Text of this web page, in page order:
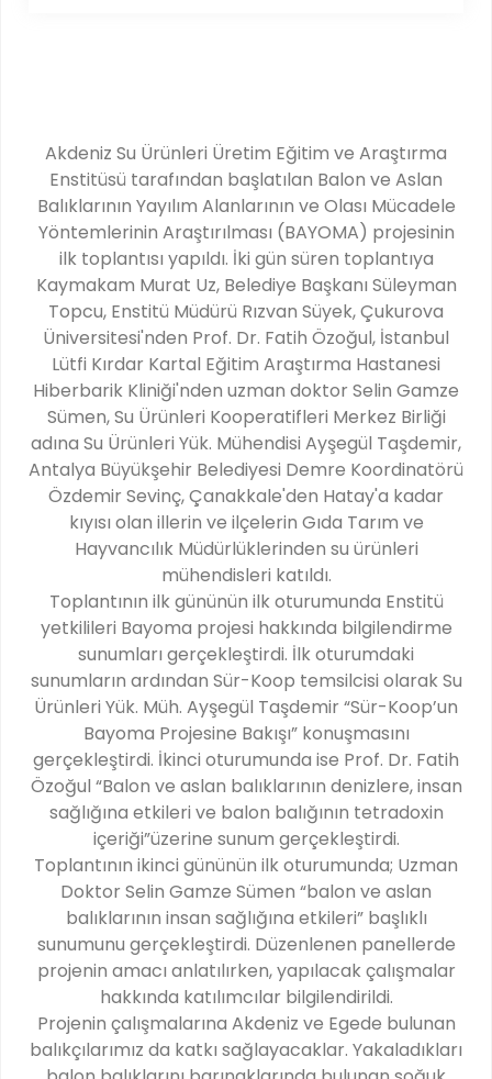
Akdeniz Su Ürünleri Üretim Eğitim ve Araştırma
Enstitüsü tarafından başlatılan Balon ve Aslan
Balıklarının Yayılım Alanlarının ve Olası Mücadele
Yöntemlerinin Araştırılması (BAYOMA) projesinin
ilk toplantısı yapıldı. İki gün süren toplantıya
Kaymakam Murat Uz, Belediye Başkanı Süleyman
Topcu, Enstitü Müdürü Rızvan Süyek, Çukurova
Üniversitesi'nden Prof. Dr. Fatih Özoğul, İstanbul
Lütfi Kırdar Kartal Eğitim Araştırma Hastanesi
Hiberbarik Kliniği'nden uzman doktor Selin Gamze
Sümen, Su Ürünleri Kooperatifleri Merkez Birliği
adına Su Ürünleri Yük. Mühendisi Ayşegül Taşdemir,
Antalya Büyükşehir Belediyesi Demre Koordinatörü
Özdemir Sevinç, Çanakkale'den Hatay'a kadar
kıyısı olan illerin ve ilçelerin Gıda Tarım ve
Hayvancılık Müdürlüklerinden su ürünleri
mühendisleri katıldı.
Toplantının ilk gününün ilk oturumunda Enstitü
yetkilileri Bayoma projesi hakkında bilgilendirme
sunumları gerçekleştirdi. İlk oturumdaki
sunumların ardından Sür-Koop temsilcisi olarak Su
Ürünleri Yük. Müh. Ayşegül Taşdemir “Sür-Koop’un
Bayoma Projesine Bakışı” konuşmasını
gerçekleştirdi. İkinci oturumunda ise Prof. Dr. Fatih
Özoğul “Balon ve aslan balıklarının denizlere, insan
sağlığına etkileri ve balon balığının tetradoxin
içeriği”üzerine sunum gerçekleştirdi.
Toplantının ikinci gününün ilk oturumunda; Uzman
Doktor Selin Gamze Sümen “balon ve aslan
balıklarının insan sağlığına etkileri” başlıklı
sunumunu gerçekleştirdi. Düzenlenen panellerde
projenin amacı anlatılırken, yapılacak çalışmalar
hakkında katılımcılar bilgilendirildi.
Projenin çalışmalarına Akdeniz ve Egede bulunan
balıkçılarımız da katkı sağlayacaklar. Yakaladıkları